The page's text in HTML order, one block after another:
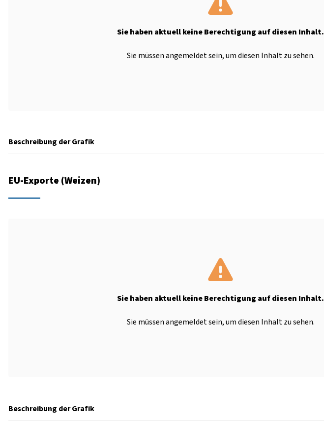
Sie haben aktuell keine Berechtigung auf diesen Inhalt.
Sie müssen angemeldet sein, um diesen Inhalt zu sehen.
Beschreibung der Grafik
EU-Exporte (Weizen)
Sie haben aktuell keine Berechtigung auf diesen Inhalt.
Sie müssen angemeldet sein, um diesen Inhalt zu sehen.
Beschreibung der Grafik